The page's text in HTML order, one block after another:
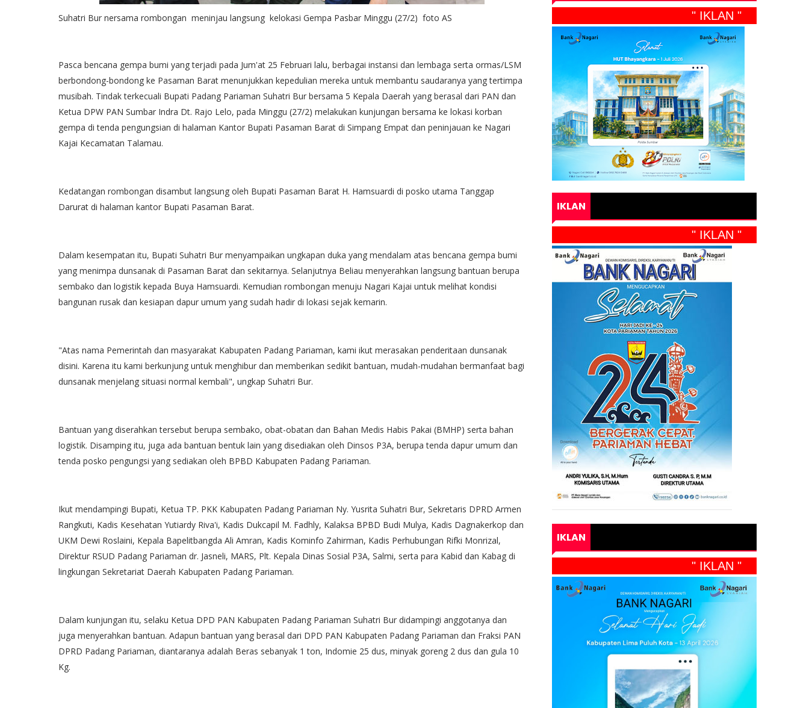
Suhatri Bur nersama rombongan meninjau langsung kelokasi Gempa Pasbar Minggu (27/2) foto AS
Pasca bencana gempa bumi yang terjadi pada Jum'at 25 Februari lalu, berbagai instansi dan lembaga serta ormas/LSM
berbondong-bondong ke Pasaman Barat menunjukkan kepedulian mereka untuk membantu saudaranya yang tertimpa
musibah. Tindak terkecuali Bupati Padang Pariaman Suhatri Bur bersama 5 Kepala Daerah yang berasal dari PAN dan
Ketua DPW PAN Sumbar Indra Dt. Rajo Lelo, pada Minggu (27/2) melakukan kunjungan bersama ke lokasi korban
gempa di tenda pengungsian di halaman Kantor Bupati Pasaman Barat di Simpang Empat dan peninjauan ke Nagari
Kajai Kecamatan Talamau.
Kedatangan rombongan disambut langsung oleh Bupati Pasaman Barat H. Hamsuardi di posko utama Tanggap
Darurat di halaman kantor Bupati Pasaman Barat.
Dalam kesempatan itu, Bupati Suhatri Bur menyampaikan ungkapan duka yang mendalam atas bencana gempa bumi
yang menimpa dunsanak di Pasaman Barat dan sekitarnya. Selanjutnya Beliau menyerahkan langsung bantuan berupa
sembako dan logistik kepada Buya Hamsuardi. Kemudian rombongan menuju Nagari Kajai untuk melihat kondisi
bangunan rusak dan kesiapan dapur umum yang sudah hadir di lokasi sejak kemarin.
"Atas nama Pemerintah dan masyarakat Kabupaten Padang Pariaman, kami ikut merasakan penderitaan dunsanak
disini. Karena itu kami berkunjung untuk menghibur dan memberikan sedikit bantuan, mudah-mudahan bermanfaat bagi
dunsanak menjelang situasi normal kembali", ungkap Suhatri Bur.
Bantuan yang diserahkan tersebut berupa sembako, obat-obatan dan Bahan Medis Habis Pakai (BMHP) serta bahan
logistik. Disamping itu, juga ada bantuan bentuk lain yang disediakan oleh Dinsos P3A, berupa tenda dapur umum dan
tenda posko pengungsi yang sediakan oleh BPBD Kabupaten Padang Pariaman.
Ikut mendampingi Bupati, Ketua TP. PKK Kabupaten Padang Pariaman Ny. Yusrita Suhatri Bur, Sekretaris DPRD Armen
Rangkuti, Kadis Kesehatan Yutiardy Riva'i, Kadis Dukcapil M. Fadhly, Kalaksa BPBD Budi Mulya, Kadis Dagnakerkop dan
UKM Dewi Roslaini, Kepala Bapelitbangda Ali Amran, Kadis Kominfo Zahirman, Kadis Perhubungan Rifki Monrizal,
Direktur RSUD Padang Pariaman dr. Jasneli, MARS, Plt. Kepala Dinas Sosial P3A, Salmi, serta para Kabid dan Kabag di
lingkungan Sekretariat Daerah Kabupaten Padang Pariaman.
Dalam kunjungan itu, selaku Ketua DPD PAN Kabupaten Padang Pariaman Suhatri Bur didampingi anggotanya dan
juga menyerahkan bantuan. Adapun bantuan yang berasal dari DPD PAN Kabupaten Padang Pariaman dan Fraksi PAN
DPRD Padang Pariaman, diantaranya adalah Beras sebanyak 1 ton, Indomie 25 dus, minyak goreng 2 dus dan gula 10
Kg.
" IKLAN "
IKLAN
" IKLAN "
IKLAN
" IKLAN "